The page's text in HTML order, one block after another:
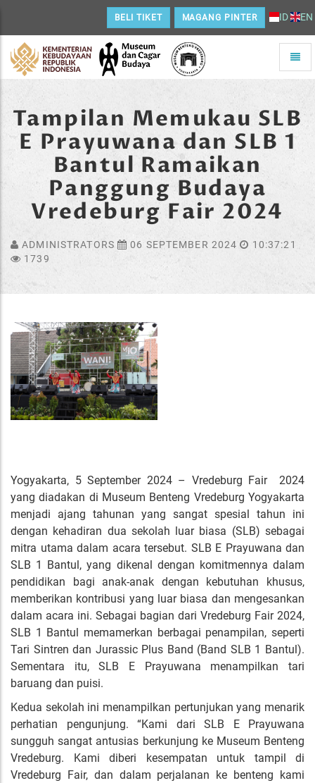
BELI TIKET MAGANG PINTER ID EN
Home
Toggle
Tampilan Memukau SLB
E Prayuwana dan SLB 1
Bantul Ramaikan
Panggung Budaya
Vredeburg Fair 2024
ADMINISTRATORS 06 SEPTEMBER 2024
10:37:21
1739
Yogyakarta, 5 September 2024 – Vredeburg Fair 2024
yang diadakan di Museum Benteng Vredeburg Yogyakarta
menjadi ajang tahunan yang sangat spesial tahun ini
dengan kehadiran dua sekolah luar biasa (SLB) sebagai
mitra utama dalam acara tersebut. SLB E Prayuwana dan
SLB 1 Bantul, yang dikenal dengan komitmennya dalam
pendidikan bagi anak-anak dengan kebutuhan khusus,
memberikan kontribusi yang luar biasa dan mengesankan
dalam acara ini. Sebagai bagian dari Vredeburg Fair 2024,
SLB 1 Bantul memamerkan berbagai penampilan, seperti
Tari Sintren dan Jurassic Plus Band (Band SLB 1 Bantul).
Sementara itu, SLB E Prayuwana menampilkan tari
baruang dan puisi.
Kedua sekolah ini menampilkan pertunjukan yang menarik
perhatian pengunjung. “Kami dari SLB E Prayuwana
sungguh sangat antusias berkunjung ke Museum Benteng
Vredeburg. Kami diberi kesempatan untuk tampil di
Vredeburg Fair, dan dalam perjalanan ke benteng kami